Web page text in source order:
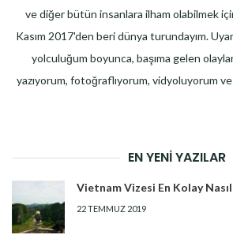
ve diğer bütün insanlara ilham olabilmek
Kasım 2017'den beri dünya turundayım.
yolculuğum boyunca, başıma gelen
yazıyorum, fotoğraflıyorum, vidyoluyorum
EN YENI YAZILAR
Vietnam Vizesi En Kolay Nasıl
22 TEMMUZ 2019